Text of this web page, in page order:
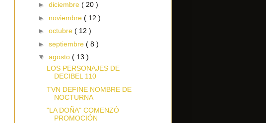
► diciembre ( 20 )
► noviembre ( 12 )
► octubre ( 12 )
► septiembre ( 8 )
▼ agosto ( 13 )
LOS PERSONAJES DE
DECIBEL 110
TVN DEFINE NOMBRE DE
NOCTURNA
"LA DOÑA" COMENZÓ
PROMOCIÓN